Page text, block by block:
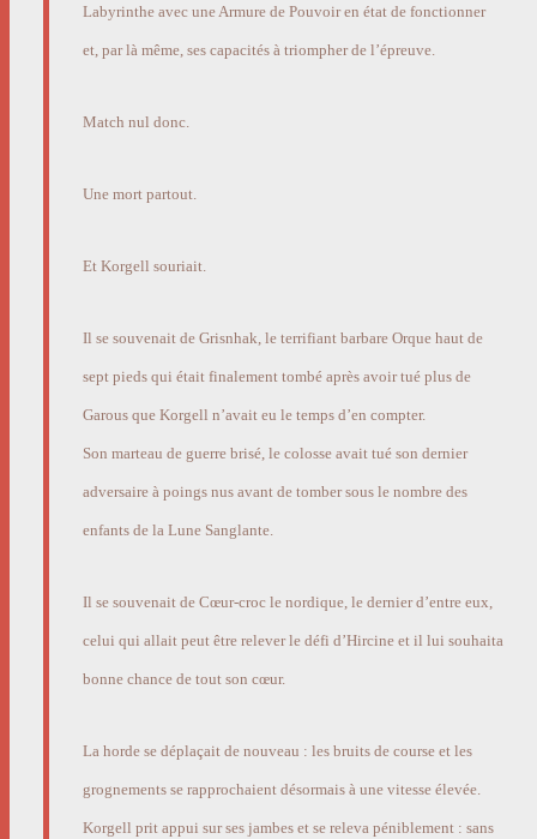
Labyrinthe avec une Armure de Pouvoir en état de fonctionner
et, par là même, ses capacités à triompher de l’épreuve.
Match nul donc.
Une mort partout.
Et Korgell souriait.
Il se souvenait de Grisnhak, le terrifiant barbare Orque haut de
sept pieds qui était finalement tombé après avoir tué plus de
Garous que Korgell n’avait eu le temps d’en compter.
Son marteau de guerre brisé, le colosse avait tué son dernier
adversaire à poings nus avant de tomber sous le nombre des
enfants de la Lune Sanglante.
Il se souvenait de Cœur-croc le nordique, le dernier d’entre eux,
celui qui allait peut être relever le défi d’Hircine et il lui souhaita
bonne chance de tout son cœur.
La horde se déplaçait de nouveau : les bruits de course et les
grognements se rapprochaient désormais à une vitesse élevée.
Korgell prit appui sur ses jambes et se releva péniblement : sans